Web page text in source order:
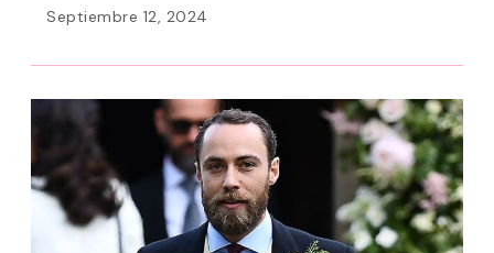
Septiembre 12, 2024